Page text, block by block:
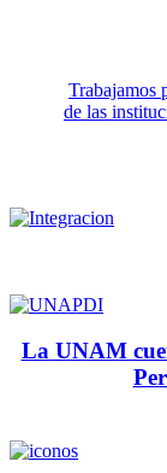
Trabajamos
de las
La UNAM